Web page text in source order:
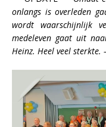
onlangs is overleden
wordt waarschijnlijk
medeleven gaat uit
Heinz. Heel veel sterkte.